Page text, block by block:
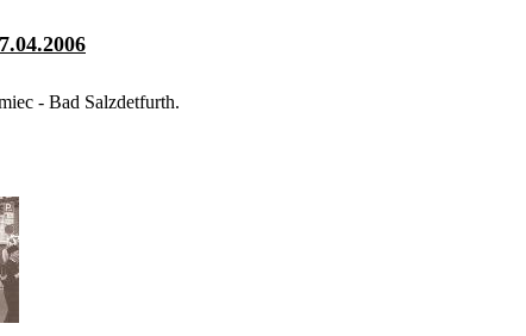
- Bad Salzdetfurth.